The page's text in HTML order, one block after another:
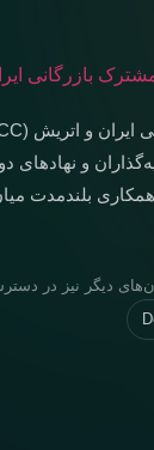
و نهادهای
بلندمدت
دیگر نیز در